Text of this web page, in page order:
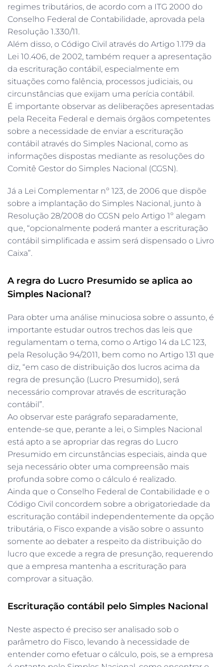
regimes tributários, de acordo com a ITG 2000 do
Conselho Federal de Contabilidade, aprovada pela
Resolução 1.330/11.
Além disso, o Código Civil através do Artigo 1.179 da
Lei 10.406, de 2002, também requer a apresentação
da escrituração contábil, especialmente em
situações como falência, processos judiciais, ou
circunstâncias que exijam uma perícia contábil.
É importante observar as deliberações apresentadas
pela Receita Federal e demais órgãos competentes
sobre a necessidade de enviar a escrituração
contábil através do Simples Nacional, como as
informações dispostas mediante as resoluções do
Comitê Gestor do Simples Nacional (CGSN).
Já a Lei Complementar nº 123, de 2006 que dispõe
sobre a implantação do Simples Nacional, junto à
Resolução 28/2008 do CGSN pelo Artigo 1º alegam
que, “opcionalmente poderá manter a escrituração
contábil simplificada e assim será dispensado o Livro
Caixa”.
A regra do Lucro Presumido se aplica ao
Simples Nacional?
Para obter uma análise minuciosa sobre o assunto, é
importante estudar outros trechos das leis que
regulamentam o tema, como o Artigo 14 da LC 123,
pela Resolução 94/2011, bem como no Artigo 131 que
diz, “em caso de distribuição dos lucros acima da
regra de presunção (Lucro Presumido), será
necessário comprovar através de escrituração
contábil”.
Ao observar este parágrafo separadamente,
entende-se que, perante a lei, o Simples Nacional
está apto a se apropriar das regras do Lucro
Presumido em circunstâncias especiais, ainda que
seja necessário obter uma compreensão mais
profunda sobre como o cálculo é realizado.
Ainda que o Conselho Federal de Contabilidade e o
Código Civil concordem sobre a obrigatoriedade da
escrituração contábil independentemente da opção
tributária, o Fisco expande a visão sobre o assunto
somente ao debater a respeito da distribuição do
lucro que excede a regra de presunção, requerendo
que a empresa mantenha a escrituração para
comprovar a situação.
Escrituração contábil pelo Simples Nacional
Neste aspecto é preciso ser analisado sob o
parâmetro do Fisco, levando à necessidade de
entender como efetuar o cálculo, pois, se a empresa